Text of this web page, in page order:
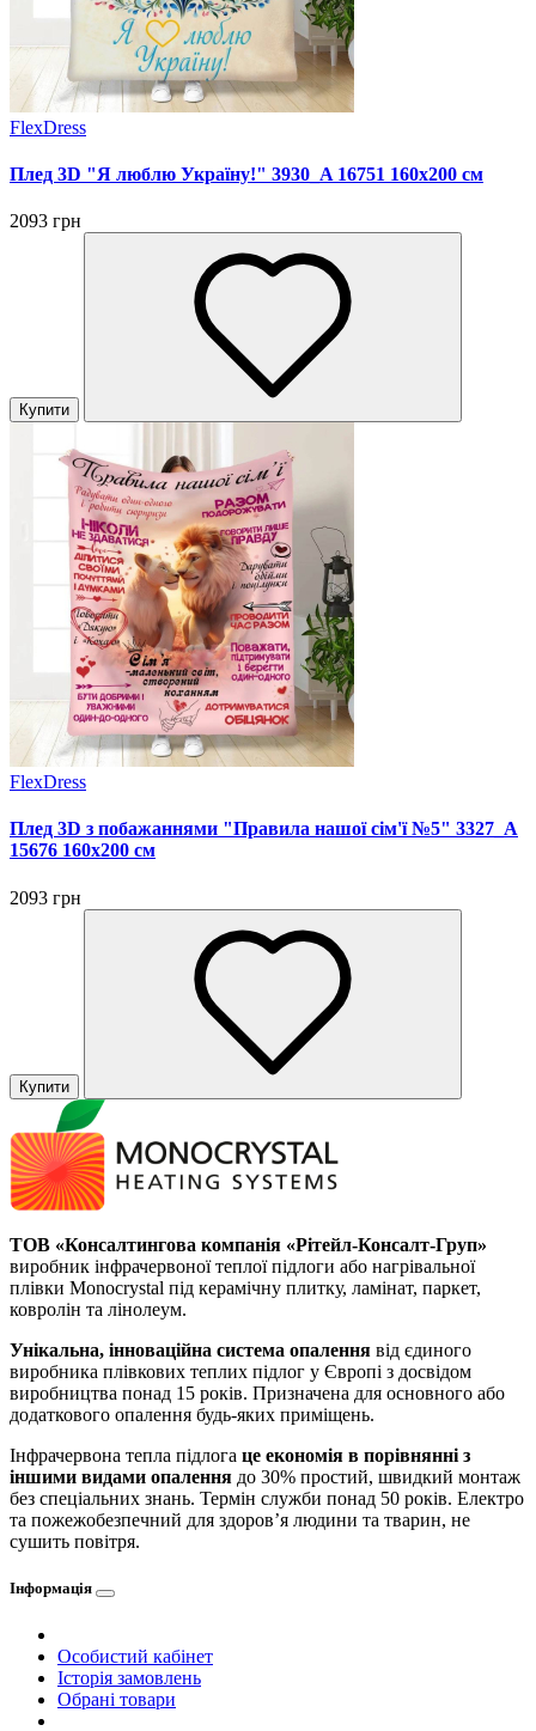
FlexDress
Плед 3D "Я люблю Україну!" 3930_A 16751 160х200 см
2093 грн
Купити
FlexDress
Плед 3D з побажаннями "Правила нашої сім'ї №5" 3327_A
15676 160х200 см
2093 грн
Купити
ТОВ «Консалтингова компанія «Рітейл-Консалт-Груп»
виробник інфрачервоної теплої підлоги або нагрівальної
плівки Monocrystal під керамічну плитку, ламінат, паркет,
ковролін та лінолеум.
Унікальна, інноваційна система опалення від єдиного
виробника плівкових теплих підлог у Європі з досвідом
виробництва понад 15 років. Призначена для основного або
додаткового опалення будь-яких приміщень.
Інфрачервона тепла підлога це економія в порівнянні з
іншими видами опалення до 30% простий, швидкий монтаж
без спеціальних знань. Термін служби понад 50 років. Електро
та пожежобезпечний для здоров’я людини та тварин, не
сушить повітря.
Інформація
Особистий кабінет
Історія замовлень
Обрані товари